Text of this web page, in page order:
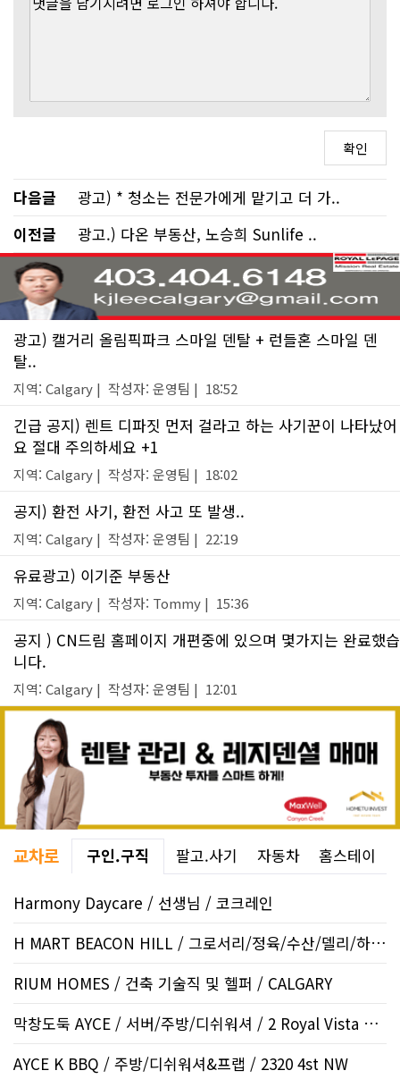
다음글
광고) * 청소는 전문가에게 맡기고 더 가..
이전글
광고.) 다온 부동산, 노승희 Sunlife ..
광고) 캘거리 올림픽파크 스마일 덴탈 + 런들혼 스마일 덴
탈..
지역: Calgary | 작성자: 운영팀 | 18:52
긴급 공지) 렌트 디파짓 먼저 걸라고 하는 사기꾼이 나타났어
요 절대 주의하세요 +1
지역: Calgary | 작성자: 운영팀 | 18:02
공지) 환전 사기, 환전 사고 또 발생..
지역: Calgary | 작성자: 운영팀 | 22:19
유료광고) 이기준 부동산
지역: Calgary | 작성자: Tommy | 15:36
공지 ) CN드림 홈페이지 개편중에 있으며 몇가지는 완료했습
니다.
지역: Calgary | 작성자: 운영팀 | 12:01
교차로 구인.구직 팔고.사기 자동차 홈스테이
Harmony Daycare / 선생님 / 코크레인
H MART BEACON HILL / 그로서리/정육/수산/델리/하우스..
RIUM HOMES / 건축 기술직 및 헬퍼 / CALGARY
막창도둑 AYCE / 서버/주방/디쉬워셔 / 2 Royal Vista Link..
AYCE K BBQ / 주방/디쉬워셔&프랩 / 2320 4st NW